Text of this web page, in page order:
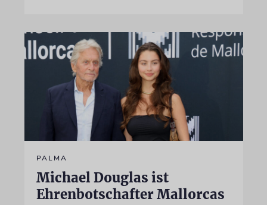
PALMA
Michael Douglas ist
Ehrenbotschafter Mallorcas